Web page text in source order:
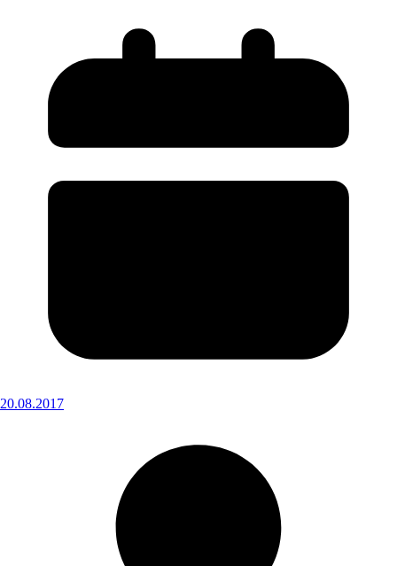
20.08.2017